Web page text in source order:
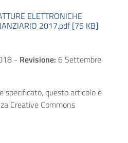
ELETTRONICHE
2017.pdf [75 KB]
- Revisione: 6 Settembre
specificato, questo articolo è
Creative Commons